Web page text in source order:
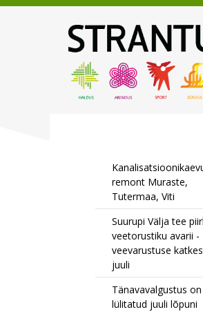
remont Muraste,
Tutermaa, Viti
Suurupi Välja tee
veetorustiku avarii -
veevarustuse
juuli
Tänavavalgustus
lülitatud juuli lõpuni